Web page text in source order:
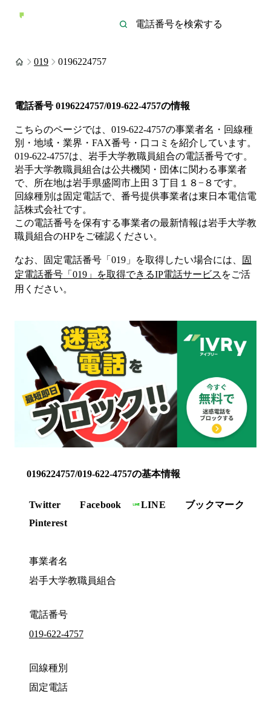
019 0196224757
電話番号 0196224757/019-622-4757の情報
こちらのページでは、 019-622-4757の事業者名・回線種
別・地域・業界・FAX番号・口コミを紹介しています。
019-622-4757は、 岩手大学教職員組合の電話番号です。
岩手大学教職員組合は公共機関・団体に関わる事業者
で、所在地は岩手県盛岡市上田３丁目１８−８ です。
回線種別は固定電話で、番号提供事業者は東日本電信電
話株式会社です。
この電話番号を保有する事業者の最新情報は岩手大学教
職員組合のHPをご確認ください。
なお、固定電話番号「 019 」を取得したい場合には、
固
定電話番号「 019 」を取得できるIP電話サービス をご活
用ください。
0196224757/019-622-4757の基本情報
Twitter Facebook LINE
ブックマーク
Pinterest
事業者名
岩手大学教職員組合
電話番号
019-622-4757
回線種別
固定電話